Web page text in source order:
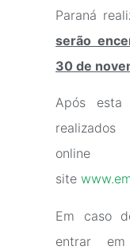
Paraná
serão
30 de
Após esta
realizados
site
Em caso
entrar